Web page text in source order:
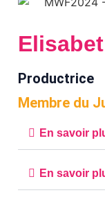
Productrice
Membre du
En savoir
En savoir